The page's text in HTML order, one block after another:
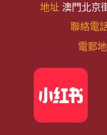
地址 澳門北京
聯絡電
電郵